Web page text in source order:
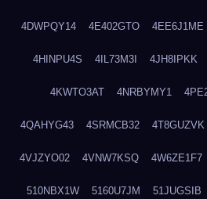
4DWPQY14 4E402GTO 4EE6J1ME
4HINPU4S 4IL73M3I 4JH8IPKK
4KWTO3AT 4NRBYMY1
4QAHYG43 4SRMCB32 4T8GUZVK
4VJZYO02 4VNW7KSQ 4W6ZE1F7
510NBX1W 5160U7JM 51JUGSIB